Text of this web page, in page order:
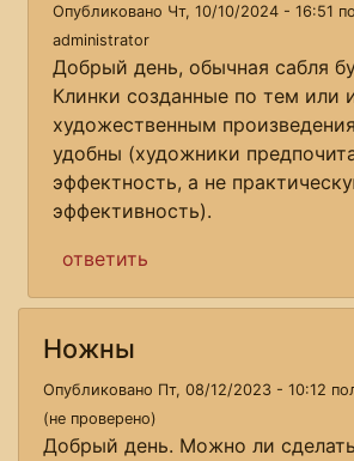
Опубликовано Чт, 10/10/2024 - 16:51
administrator
Добрый день, обычная сабля
Клинки созданные по тем или
художественным
удобны (художники
эффектность, а не
эффективность).
ответить
Ножны
Опубликовано Пт, 08/12/2023 - 10:12
(не проверено)
Добрый день. Можно ли